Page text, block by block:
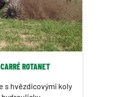
ROTANET
s hvězdicovými koly